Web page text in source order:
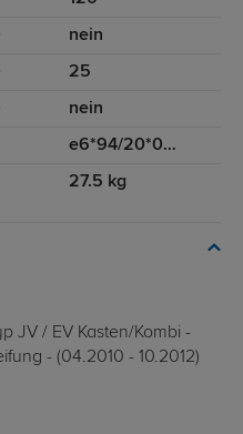
nein
25
nein
e6*94/20*0918*00
27.5 kg
JV / EV Kasten/Kombi -
- (04.2010 - 10.2012)